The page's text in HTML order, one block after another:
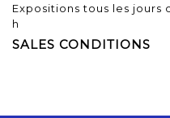
Expositions tous les jours
h
SALES CONDITIONS